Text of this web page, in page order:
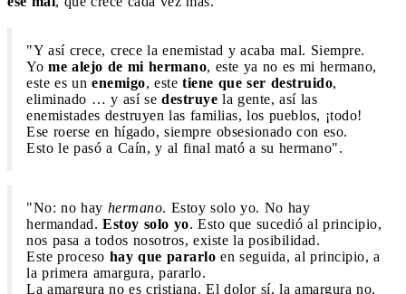
"Y así crece, crece la enemistad y acaba mal. Siempre.
Yo me alejo de mi hermano, este ya no es mi hermano,
este es un enemigo, este tiene que ser destruido,
eliminado … y así se destruye la gente, así las
enemistades destruyen las familias, los pueblos, ¡todo!
Ese roerse en hígado, siempre obsesionado con eso.
Esto le pasó a Caín, y al final mató a su hermano".
"No: no hay hermano. Estoy solo yo. No hay
hermandad. Estoy solo yo. Esto que sucedió al principio,
nos pasa a todos nosotros, existe la posibilidad.
Este proceso hay que pararlo en seguida, al principio, a
la primera amargura, pararlo.
La amargura no es cristiana. El dolor sí, la amargura no.